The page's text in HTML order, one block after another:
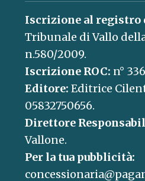
Iscrizione al registro
Tribunale di Vallo
n.580/2009.
Iscrizione ROC: n°
Editore: Editrice
05832750656.
Direttore
Vallone.
Per la tua pubblicità: